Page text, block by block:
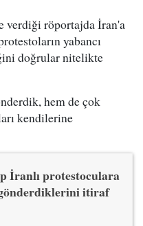
verdiği röportajda İran'a
yabancı
doğrular nitelikte
hem de çok
kendilerine
İranlı protestoculara
itiraf